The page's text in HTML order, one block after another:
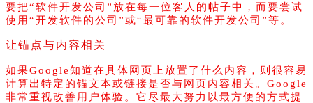
要把“软件开发公司”放在每一位客人的帖子中，而要尝试
使用“开发软件的公司”或“最可靠的软件开发公司”等。
让锚点与内容相关
如果Google知道在具体网页上放置了什么内容，则很容易
计算出特定的锚文本或链接是否与网页内容相关。Google
非常重视改善用户体验。它尽最大努力以最方便的方式提